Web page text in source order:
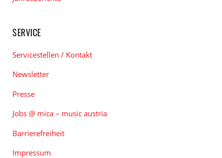
SERVICE
Servicestellen / Kontakt
Newsletter
Presse
Jobs @ mica – music austria
Barrierefreiheit
Impressum